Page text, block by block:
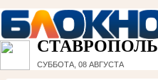
СТАВРОПОЛЬ
СУББОТА, 08 АВГУСТА